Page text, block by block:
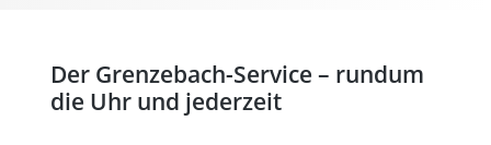
Der Grenzebach-Service – rundum
die Uhr und jederzeit